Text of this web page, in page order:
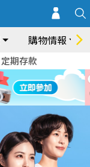
購物情報
定期存款